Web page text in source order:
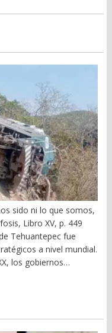
sido ni lo que somos,
Libro XV, p. 449
Tehuantepec fue
a nivel mundial.
los gobiernos
proyectos, todos
Puebla-Panamá y
uno de